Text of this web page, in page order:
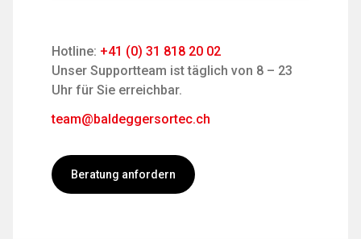
Hotline: +41 (0) 31 818 20 02
Unser Supportteam ist täglich von 8 – 23
Uhr für Sie erreichbar.
team@baldeggersortec.ch
Beratung anfordern